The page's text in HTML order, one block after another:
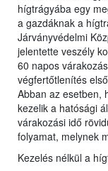
hígtrágyába egy
a gazdáknak a
Járványvédelmi
jelentette veszély
60 napos
végfertőtlenítés
Abban az esetben,
kezelik a hatósági
várakozási idő
folyamat, melynek
Kezelés nélkül a